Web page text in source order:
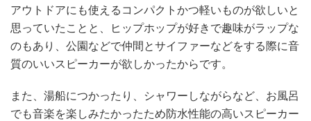
アウトドアにも使えるコンパクトかつ軽いものが欲しいと
思っていたことと、ヒップホップが好きで趣味がラップな
のもあり、公園などで仲間とサイファーなどをする際に音
質のいいスピーカーが欲しかったからです。
また、湯船につかったり、シャワーしながらなど、お風呂
でも音楽を楽しみたかったため防水性能の高いスピーカー